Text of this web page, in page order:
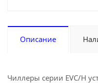
Описание
Чиллеры серии EVC/H